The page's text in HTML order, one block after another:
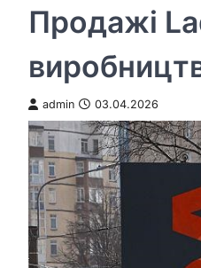
Продажі
admin 03.04.2026